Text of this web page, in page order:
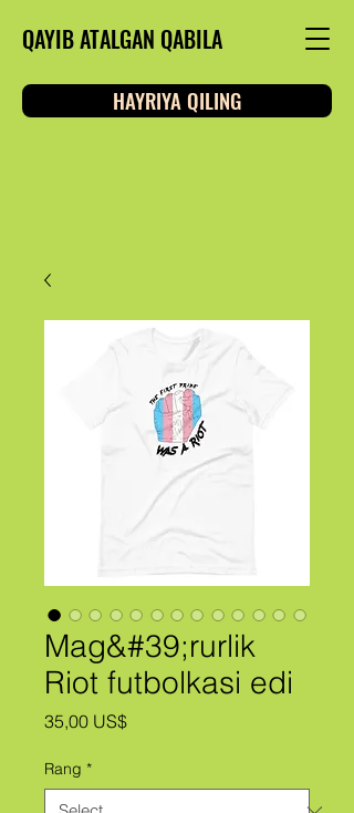
QAYIB ATALGAN QABILA
HAYRIYA QILING
Mag&#39;rurlik
Riot futbolkasi edi
35,00 US$Price
Rang *